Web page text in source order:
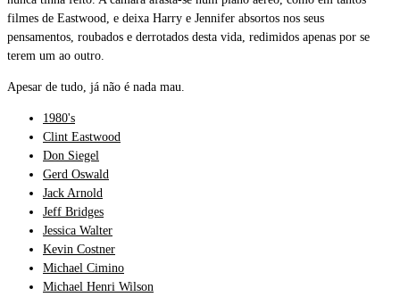
filmes de Eastwood, e deixa Harry e Jennifer absortos nos seus
pensamentos, roubados e derrotados desta vida, redimidos apenas por se
terem um ao outro.
Apesar de tudo, já não é nada mau.
1980's
Clint Eastwood
Don Siegel
Gerd Oswald
Jack Arnold
Jeff Bridges
Jessica Walter
Kevin Costner
Michael Cimino
Michael Henri Wilson